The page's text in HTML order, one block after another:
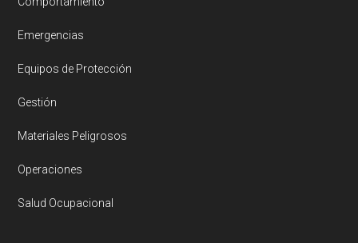
Emergencias
Equipos de Protección
Gestión
Materiales Peligrosos
Operaciones
Salud Ocupacional